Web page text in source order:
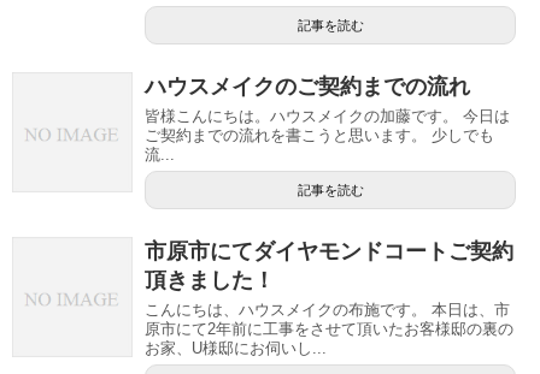
記事を読む
ハウスメイクのご契約までの流れ
皆様こんにちは。ハウスメイクの加藤です。 今日は
ご契約までの流れを書こうと思います。 少しでも
流...
記事を読む
市原市にてダイヤモンドコートご契約
頂きました！
こんにちは、ハウスメイクの布施です。 本日は、市
原市にて2年前に工事をさせて頂いたお客様邸の裏の
お家、U様邸にお伺いし...